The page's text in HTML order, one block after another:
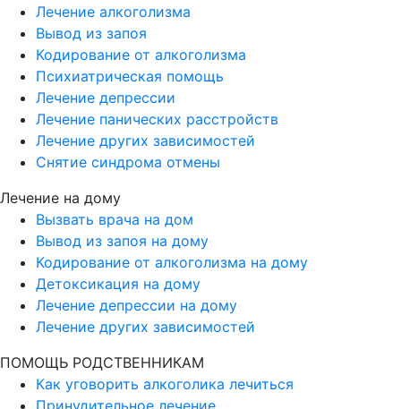
Лечение алкоголизма
Вывод из запоя
Кодирование от алкоголизма
Психиатрическая помощь
Лечение депрессии
Лечение панических расстройств
Лечение других зависимостей
Снятие синдрома отмены
Лечение на дому
Вызвать врача на дом
Вывод из запоя на дому
Кодирование от алкоголизма на дому
Детоксикация на дому
Лечение депрессии на дому
Лечение других зависимостей
ПОМОЩЬ РОДСТВЕННИКАМ
Как уговорить алкоголика лечиться
Принудительное лечение